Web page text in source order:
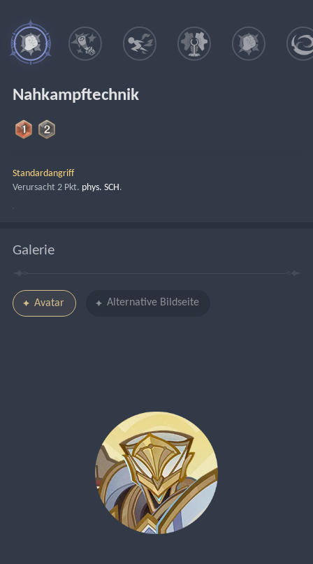
Nahkampftechnik
Standardangriff
Verursacht 2 Pkt. phys. SCH .
Galerie
Avatar Alternative Bildseite